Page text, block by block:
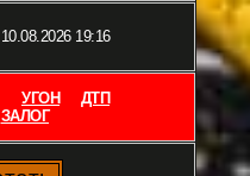
10.08.2026 19:16
УГОН
ДТП
ЗАЛОГ